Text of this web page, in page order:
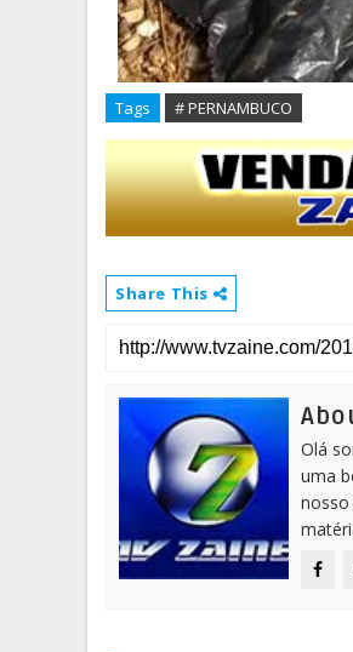
Tags # PERNAMBUCO
Share This
Olá
uma